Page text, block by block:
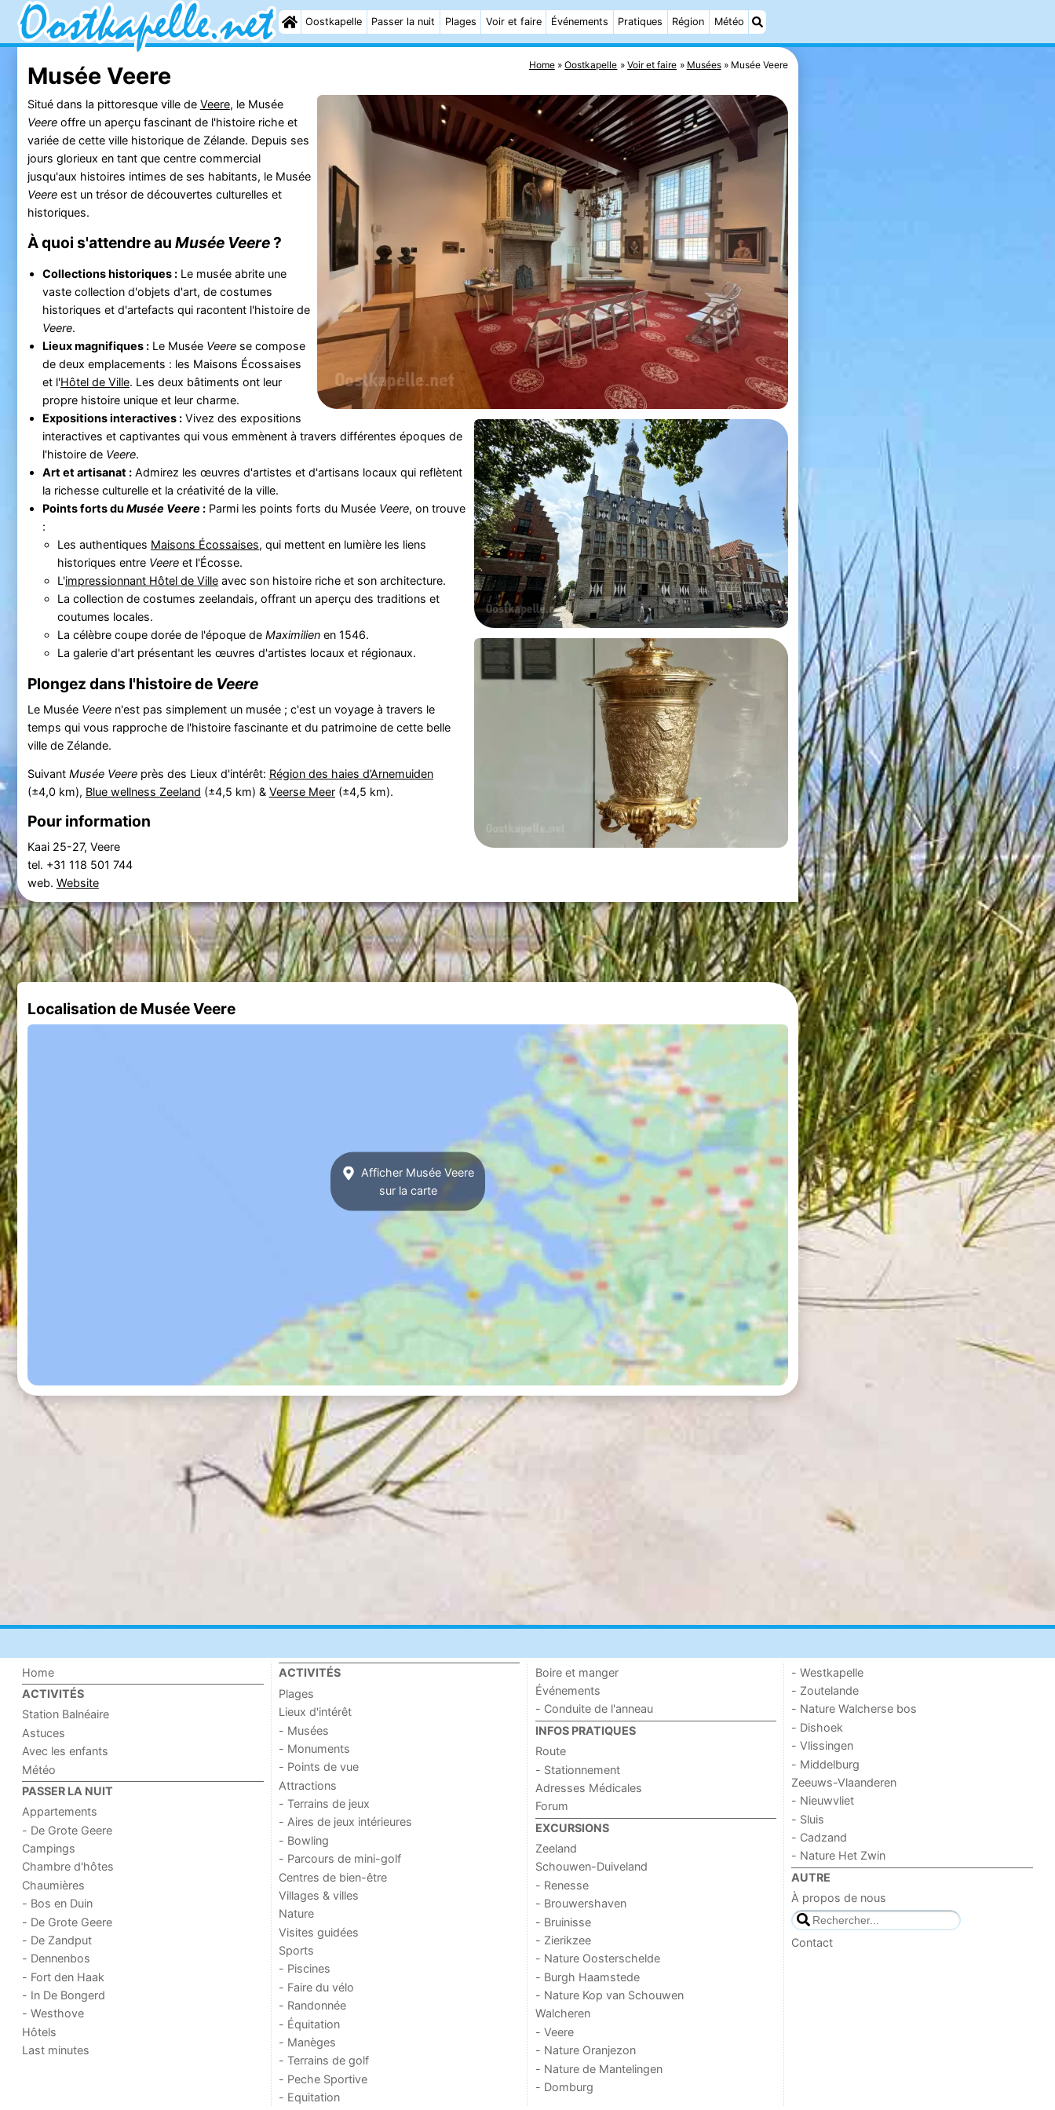
Oostkapelle Passer la nuit Plages Voir et faire Événements Pratiques Région Météo
Home Oostkapelle Voir et faire Musées Musée Veere
Musée Veere
Situé dans la pittoresque ville de Veere, le Musée
Veereoffre un aperçu fascinant de l'histoire riche et
variée de cette ville historique de Zélande. Depuis ses
jours glorieux en tant que centre commercial
jusqu'aux histoires intimes de ses habitants, le Musée
Veereest un trésor de découvertes culturelles et
historiques.
À quoi s'attendre au Musée Veere?
Collections historiques :Le musée abrite une
vaste collection d'objets d'art, de costumes
historiques et d'artefacts qui racontent l'histoire de
Veere.
Lieux magnifiques :Le Musée Veerese compose
de deux emplacements : les Maisons Écossaises
et l'Hôtel de Ville. Les deux bâtiments ont leur
propre histoire unique et leur charme.
Expositions interactives :Vivez des expositions
interactives et captivantes qui vous emmènent à travers différentes époques de
l'histoire de Veere.
Art et artisanat :Admirez les œuvres d'artistes et d'artisans locaux qui reflètent
la richesse culturelle et la créativité de la ville.
Points forts du Musée Veere :Parmi les points forts du Musée Veere, on trouve
:
Les authentiques Maisons Écossaises, qui mettent en lumière les liens
historiques entre Veere et l'Écosse.
L'impressionnant Hôtel de Ville avec son histoire riche et son architecture.
La collection de costumes zeelandais, offrant un aperçu des traditions et
coutumes locales.
La célèbre coupe dorée de l'époque deMaximilien en 1546.
La galerie d'art présentant les œuvres d'artistes locaux et régionaux.
Plongez dans l'histoire de Veere
Le Musée Veeren'est pas simplement un musée ; c'est un voyage à travers le
temps qui vous rapproche de l'histoire fascinante et du patrimoine de cette belle
ville de Zélande.
Suivant Musée Veereprès des Lieux d'intérêt: Région des haies d’Arnemuiden
(±4,0 km), Blue wellness Zeeland (±4,5 km) & Veerse Meer(±4,5 km).
Pour information
Kaai 25-27, Veere
tel. +31 118 501 744
web. Website
Localisation de Musée Veere
Afficher Musée Veere
sur la carte
Home
ACTIVITÉS
Station Balnéaire
Astuces
Avec les enfants
Météo
PASSER LA NUIT
Appartements
- De Grote Geere
Campings
Chambre d'hôtes
Chaumières
- Bos en Duin
- De Grote Geere
- De Zandput
- Dennenbos
- Fort den Haak
- In De Bongerd
- Westhove
Hôtels
Last minutes
ACTIVITÉS
Plages
Lieux d'intérêt
- Musées
- Monuments
- Points de vue
Attractions
- Terrains de jeux
- Aires de jeux intérieures
- Bowling
- Parcours de mini-golf
Centres de bien-être
Villages & villes
Nature
Visites guidées
Sports
- Piscines
- Faire du vélo
- Randonnée
- Équitation
- Manèges
- Terrains de golf
- Peche Sportive
- Equitation
Boire et manger
Événements
- Conduite de l'anneau
INFOS PRATIQUES
Route
- Stationnement
Adresses Médicales
Forum
EXCURSIONS
Zeeland
Schouwen-Duiveland
- Renesse
- Brouwershaven
- Bruinisse
- Zierikzee
- Nature Oosterschelde
- Burgh Haamstede
- Nature Kop van Schouwen
Walcheren
- Veere
- Nature Oranjezon
- Nature de Mantelingen
- Domburg
- Westkapelle
- Zoutelande
- Nature Walcherse bos
- Dishoek
- Vlissingen
- Middelburg
Zeeuws-Vlaanderen
- Nieuwvliet
- Sluis
- Cadzand
- Nature Het Zwin
AUTRE
À propos de nous
Contact